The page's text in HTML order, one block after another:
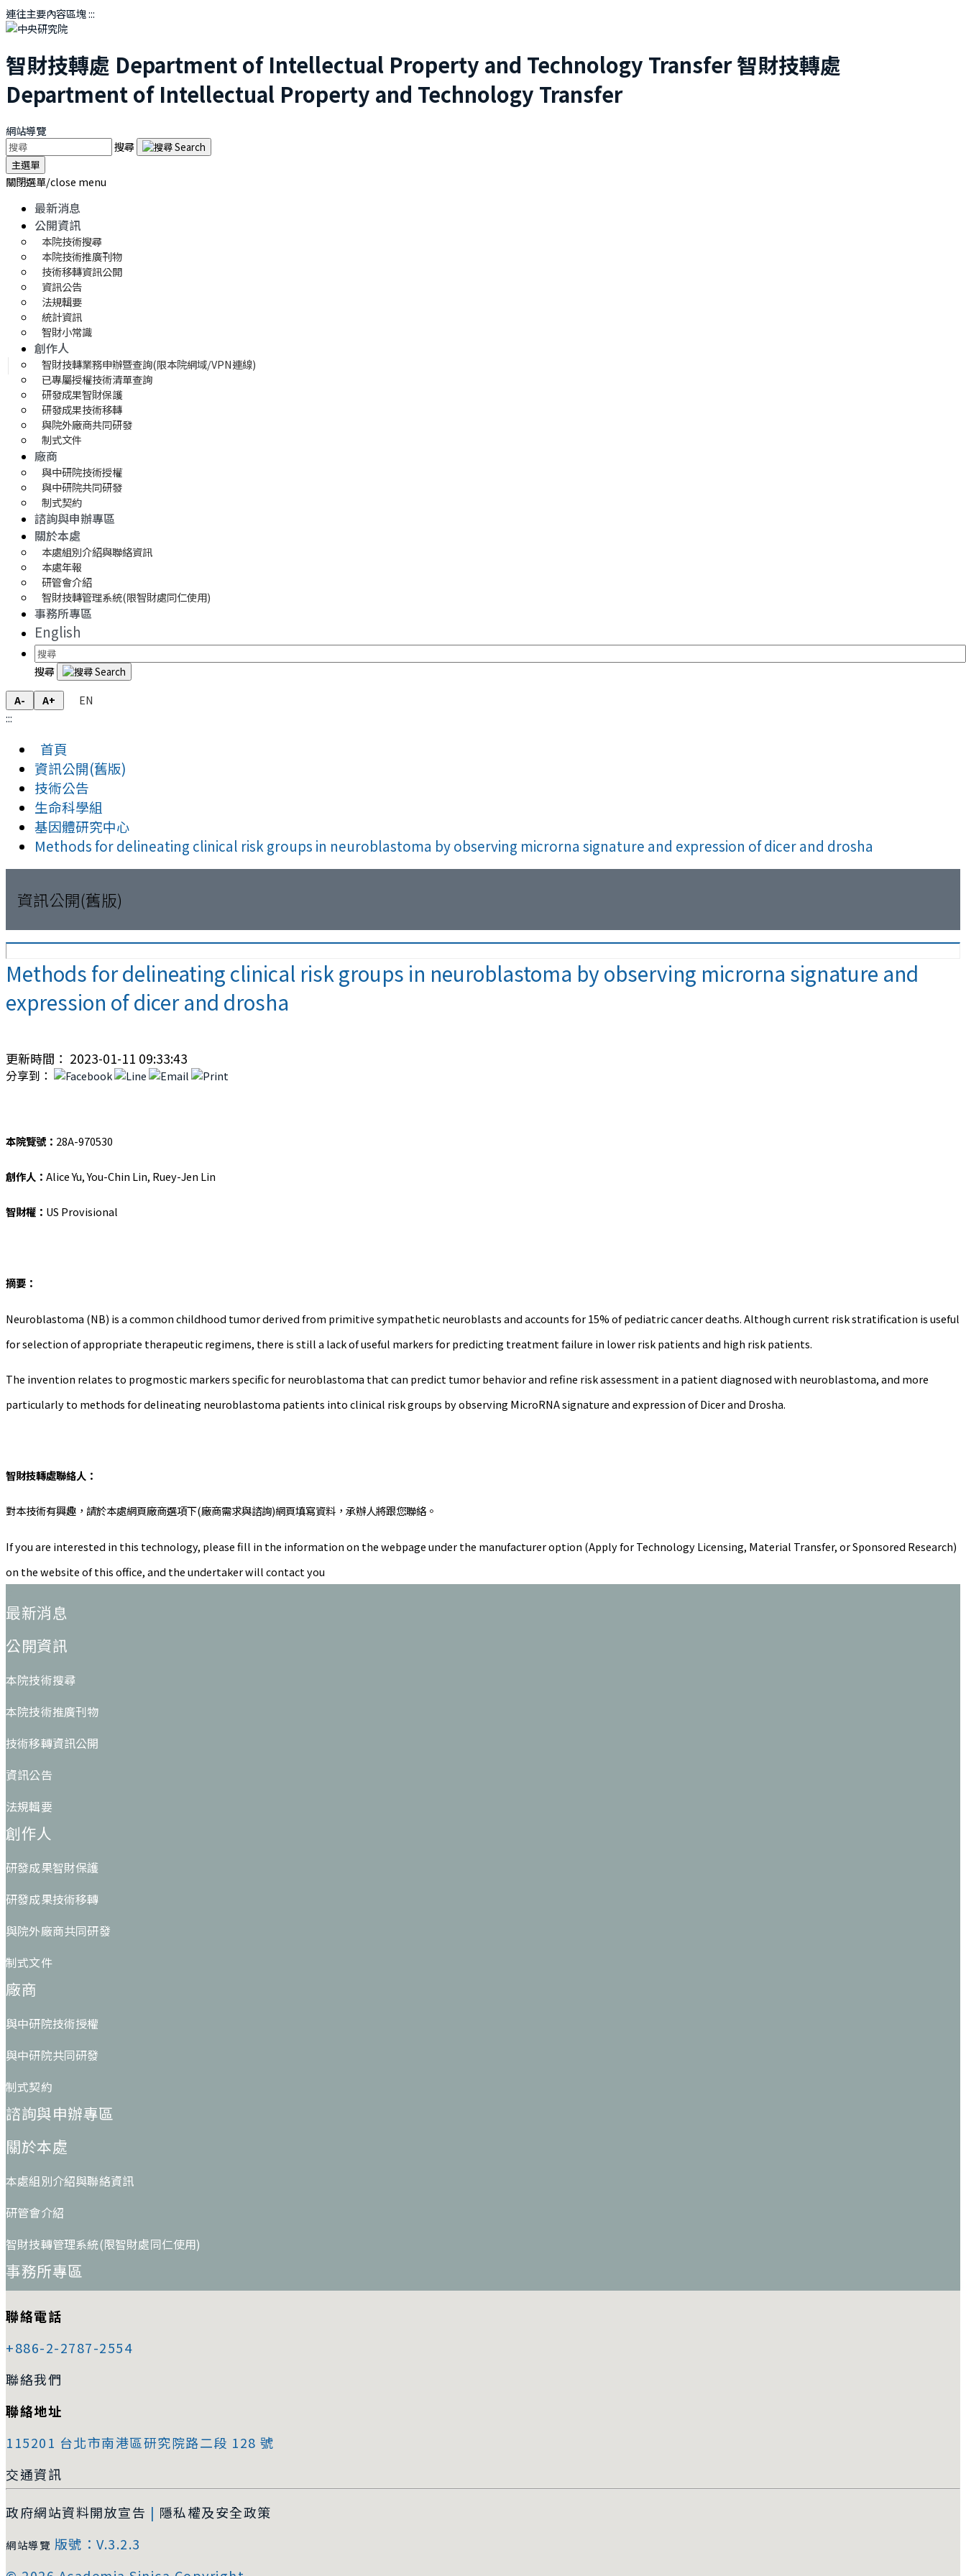
連往主要內容區塊:::
智財技轉處 Department of Intellectual Property and Technology Transfer智財技轉處
Department of Intellectual Property and Technology Transfer
網站導覽
搜尋
主選單
關閉選單/close menu
最新消息
公開資訊
本院技術搜尋
本院技術推廣刊物
技術移轉資訊公開
資訊公告
法規輯要
統計資訊
智財小常識
創作人
智財技轉業務申辦暨查詢(限本院網域/VPN連線)
已專屬授權技術清單查詢
研發成果智財保護
研發成果技術移轉
與院外廠商共同研發
制式文件
廠商
與中研院技術授權
與中研院共同研發
制式契約
諮詢與申辦專區
關於本處
本處組別介紹與聯絡資訊
本處年報
研管會介紹
智財技轉管理系統(限智財處同仁使用)
事務所專區
English
搜尋
A- A+
EN
:::
首頁
資訊公開(舊版)
技術公告
生命科學組
基因體研究中心
Methods for delineating clinical risk groups in neuroblastoma by observing microrna signature and expression of dicer and drosha
資訊公開(舊版)
Methods for delineating clinical risk groups in neuroblastoma by observing microrna signature and
expression of dicer and drosha
更新時間： 2023-01-11 09:33:43
分享到：
本院覽號： 28A-970530
創作人： Alice Yu, You-Chin Lin, Ruey-Jen Lin
智財權： US Provisional
摘要：
Neuroblastoma (NB) is a common childhood tumor derived from primitive sympathetic neuroblasts and accounts for 15% of pediatric cancer deaths. Although current risk stratification is useful
for selection of appropriate therapeutic regimens, there is still a lack of useful markers for predicting treatment failure in lower risk patients and high risk patients.
The invention relates to progmostic markers specific for neuroblastoma that can predict tumor behavior and refine risk assessment in a patient diagnosed with neuroblastoma, and more
particularly to methods for delineating neuroblastoma patients into clinical risk groups by observing MicroRNA signature and expression of Dicer and Drosha.
智財技轉處聯絡人：
對本技術有興趣，請於本處網頁廠商選項下(廠商需求與諮詢)網頁填寫資料，承辦人將跟您聯絡。
If you are interested in this technology, please fill in the information on the webpage under the manufacturer option (Apply for Technology Licensing, Material Transfer, or Sponsored Research)
on the website of this office, and the undertaker will contact you
最新消息
公開資訊
本院技術搜尋
本院技術推廣刊物
技術移轉資訊公開
資訊公告
法規輯要
創作人
研發成果智財保護
研發成果技術移轉
與院外廠商共同研發
制式文件
廠商
與中研院技術授權
與中研院共同研發
制式契約
諮詢與申辦專區
關於本處
本處組別介紹與聯絡資訊
研管會介紹
智財技轉管理系統(限智財處同仁使用)
事務所專區
聯絡電話
+886-2-2787-2554
聯絡我們
聯絡地址
115201 台北市南港區研究院路二段 128 號
交通資訊
政府網站資料開放宣告 | 隱私權及安全政策
網站導覽 版號：V.3.2.3